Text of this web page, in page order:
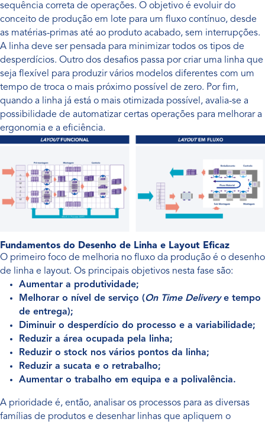
sequência correta de operações. O objetivo é evoluir do
conceito de produção em lote para um fluxo contínuo, desde
as matérias-primas até ao produto acabado, sem interrupções.
A linha deve ser pensada para minimizar todos os tipos de
desperdícios. Outro dos desafios passa por criar uma linha que
seja flexível para produzir vários modelos diferentes com um
tempo de troca o mais próximo possível de zero. Por fim,
quando a linha já está o mais otimizada possível, avalia-se a
possibilidade de automatizar certas operações para melhorar a
ergonomia e a eficiência.
Fundamentos do Desenho de Linha e Layout Eficaz
O primeiro foco de melhoria no fluxo da produção é o desenho
de linha e layout. Os principais objetivos nesta fase são:
Aumentar a produtividade;
Melhorar o nível de serviço (On Time Deliverye tempo
de entrega);
Diminuir o desperdício do processo e a variabilidade;
Reduzir a área ocupada pela linha;
Reduzir o stock nos vários pontos da linha;
Reduzir a sucata e o retrabalho;
Aumentar o trabalho em equipa e a polivalência.
A prioridade é, então, analisar os processos para as diversas
famílias de produtos e desenhar linhas que apliquem o